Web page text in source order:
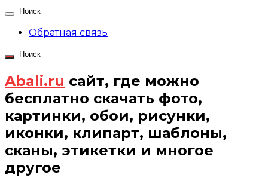
Обратная связь
Abali.ru сайт, где можно
бесплатно скачать фото,
картинки, обои, рисунки,
иконки, клипарт, шаблоны,
сканы, этикетки и многое
другое